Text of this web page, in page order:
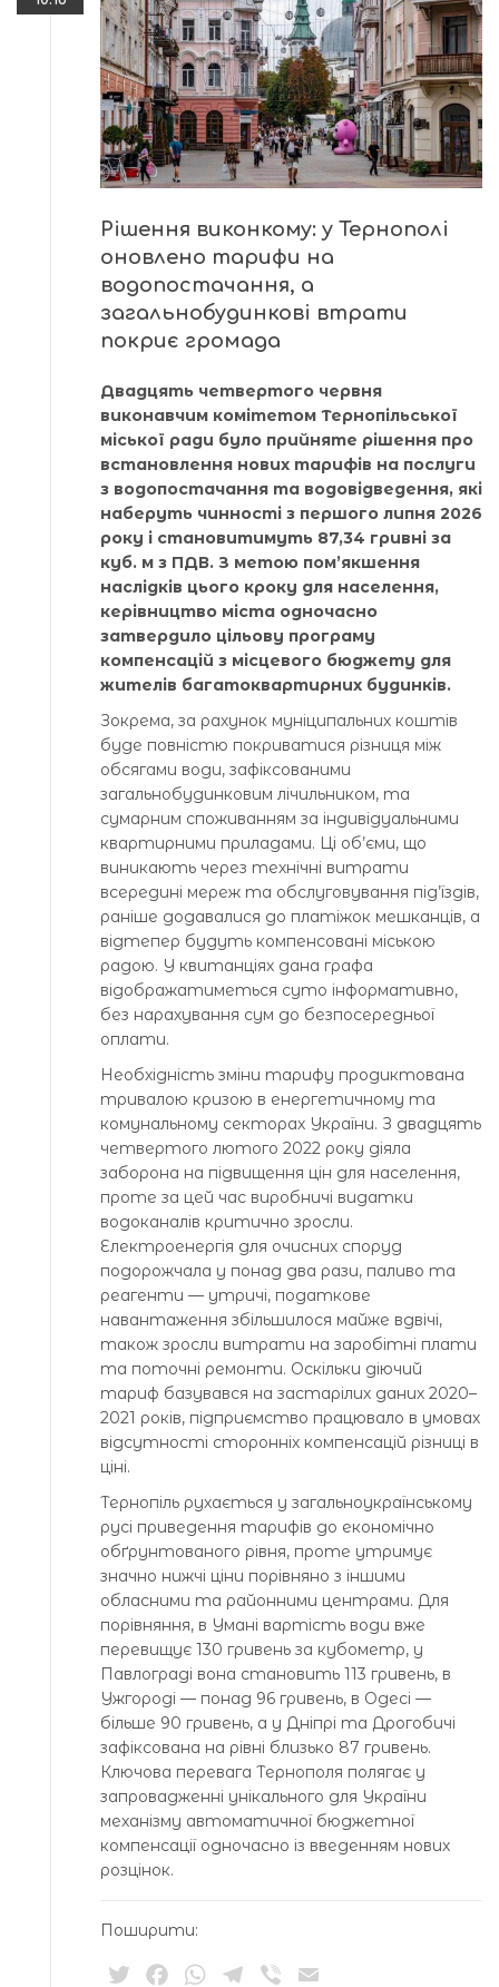
Рішення виконкому: у Тернополі
оновлено тарифи на
водопостачання, а
загальнобудинкові втрати
покриє громада
Двадцять четвертого червня
виконавчим комітетом Тернопільської
міської ради було прийняте рішення про
встановлення нових тарифів на послуги
з водопостачання та водовідведення, які
наберуть чинності з першого липня 2026
року і становитимуть 87,34 гривні за
куб. м з ПДВ. З метою пом’якшення
наслідків цього кроку для населення,
керівництво міста одночасно
затвердило цільову програму
компенсацій з місцевого бюджету для
жителів багатоквартирних будинків.
Зокрема, за рахунок муніципальних коштів
буде повністю покриватися різниця між
обсягами води, зафіксованими
загальнобудинковим лічильником, та
сумарним споживанням за індивідуальними
квартирними приладами. Ці об’єми, що
виникають через технічні витрати
всередині мереж та обслуговування під’їздів,
раніше додавалися до платіжок мешканців, а
відтепер будуть компенсовані міською
радою. У квитанціях дана графа
відображатиметься суто інформативно,
без нарахування сум до безпосередньої
оплати.
Необхідність зміни тарифу продиктована
тривалою кризою в енергетичному та
комунальному секторах України. З двадцять
четвертого лютого 2022 року діяла
заборона на підвищення цін для населення,
проте за цей час виробничі видатки
водоканалів критично зросли.
Електроенергія для очисних споруд
подорожчала у понад два рази, паливо та
реагенти — утричі, податкове
навантаження збільшилося майже вдвічі,
також зросли витрати на заробітні плати
та поточні ремонти. Оскільки діючий
тариф базувався на застарілих даних 2020–
2021 років, підприємство працювало в умовах
відсутності сторонніх компенсацій різниці в
ціні.
Тернопіль рухається у загальноукраїнському
русі приведення тарифів до економічно
обґрунтованого рівня, проте утримує
значно нижчі ціни порівняно з іншими
обласними та районними центрами. Для
порівняння, в Умані вартість води вже
перевищує 130 гривень за кубометр, у
Павлограді вона становить 113 гривень, в
Ужгороді — понад 96 гривень, в Одесі —
більше 90 гривень, а у Дніпрі та Дрогобичі
зафіксована на рівні близько 87 гривень.
Ключова перевага Тернополя полягає у
запровадженні унікального для України
механізму автоматичної бюджетної
компенсації одночасно із введенням нових
розцінок.
Поширити:
TwitterFacebookWhatsApp
Telegram
Viber